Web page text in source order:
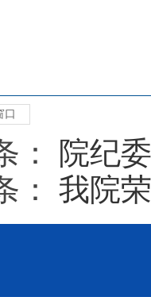
口
： 院纪
： 我院